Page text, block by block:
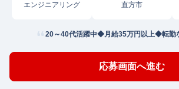
エンジニアリング
直方市
20～40代活躍中◆月給35万円以上◆転勤
応募画面へ進む